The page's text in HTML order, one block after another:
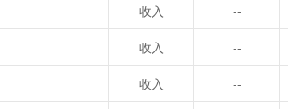
收入 --
收入 --
收入 --